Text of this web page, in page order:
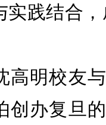
实践结合
高明校友
创办复旦